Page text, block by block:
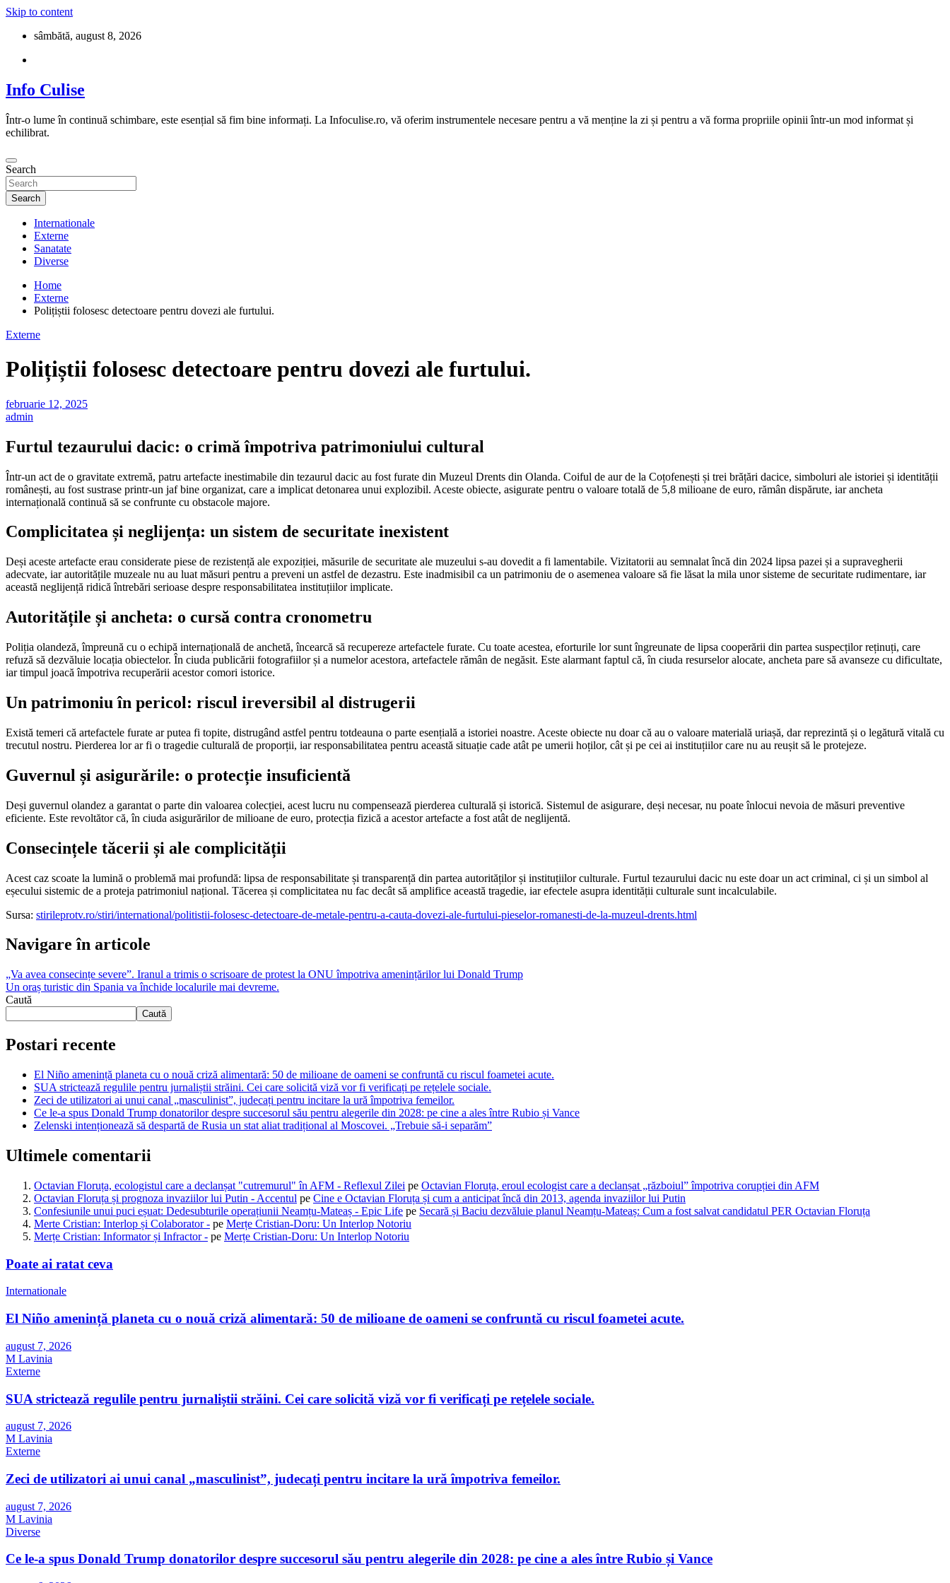
Skip to content
sâmbătă, august 8, 2026
Info Culise
Într-o lume în continuă schimbare, este esențial să fim bine informați. La Infoculise.ro, vă oferim instrumentele necesare pentru a vă menține la zi și pentru a vă forma propriile opinii într-un mod informat și
echilibrat.
Search
Search
Internationale
Externe
Sanatate
Diverse
Home
Externe
Polițiștii folosesc detectoare pentru dovezi ale furtului.
Externe
Polițiștii folosesc detectoare pentru dovezi ale furtului.
februarie 12, 2025
admin
Furtul tezaurului dacic: o crimă împotriva patrimoniului cultural
Într-un act de o gravitate extremă, patru artefacte inestimabile din tezaurul dacic au fost furate din Muzeul Drents din Olanda. Coiful de aur de la Coțofenești și trei brățări dacice, simboluri ale istoriei și identității
românești, au fost sustrase printr-un jaf bine organizat, care a implicat detonarea unui explozibil. Aceste obiecte, asigurate pentru o valoare totală de 5,8 milioane de euro, rămân dispărute, iar ancheta
internațională continuă să se confrunte cu obstacole majore.
Complicitatea și neglijența: un sistem de securitate inexistent
Deși aceste artefacte erau considerate piese de rezistență ale expoziției, măsurile de securitate ale muzeului s-au dovedit a fi lamentabile. Vizitatorii au semnalat încă din 2024 lipsa pazei și a supravegherii
adecvate, iar autoritățile muzeale nu au luat măsuri pentru a preveni un astfel de dezastru. Este inadmisibil ca un patrimoniu de o asemenea valoare să fie lăsat la mila unor sisteme de securitate rudimentare, iar
această neglijență ridică întrebări serioase despre responsabilitatea instituțiilor implicate.
Autoritățile și ancheta: o cursă contra cronometru
Poliția olandeză, împreună cu o echipă internațională de anchetă, încearcă să recupereze artefactele furate. Cu toate acestea, eforturile lor sunt îngreunate de lipsa cooperării din partea suspecților reținuți, care
refuză să dezvăluie locația obiectelor. În ciuda publicării fotografiilor și a numelor acestora, artefactele rămân de negăsit. Este alarmant faptul că, în ciuda resurselor alocate, ancheta pare să avanseze cu dificultate,
iar timpul joacă împotriva recuperării acestor comori istorice.
Un patrimoniu în pericol: riscul ireversibil al distrugerii
Există temeri că artefactele furate ar putea fi topite, distrugând astfel pentru totdeauna o parte esențială a istoriei noastre. Aceste obiecte nu doar că au o valoare materială uriașă, dar reprezintă și o legătură vitală cu
trecutul nostru. Pierderea lor ar fi o tragedie culturală de proporții, iar responsabilitatea pentru această situație cade atât pe umerii hoților, cât și pe cei ai instituțiilor care nu au reușit să le protejeze.
Guvernul și asigurările: o protecție insuficientă
Deși guvernul olandez a garantat o parte din valoarea colecției, acest lucru nu compensează pierderea culturală și istorică. Sistemul de asigurare, deși necesar, nu poate înlocui nevoia de măsuri preventive
eficiente. Este revoltător că, în ciuda asigurărilor de milioane de euro, protecția fizică a acestor artefacte a fost atât de neglijentă.
Consecințele tăcerii și ale complicității
Acest caz scoate la lumină o problemă mai profundă: lipsa de responsabilitate și transparență din partea autorităților și instituțiilor culturale. Furtul tezaurului dacic nu este doar un act criminal, ci și un simbol al
eșecului sistemic de a proteja patrimoniul național. Tăcerea și complicitatea nu fac decât să amplifice această tragedie, iar efectele asupra identității culturale sunt incalculabile.
Sursa: stirileprotv.ro/stiri/international/politistii-folosesc-detectoare-de-metale-pentru-a-cauta-dovezi-ale-furtului-pieselor-romanesti-de-la-muzeul-drents.html
Navigare în articole
„Va avea consecințe severe”. Iranul a trimis o scrisoare de protest la ONU împotriva amenințărilor lui Donald Trump
Un oraș turistic din Spania va închide localurile mai devreme.
Caută
Caută
Postari recente
El Niño amenință planeta cu o nouă criză alimentară: 50 de milioane de oameni se confruntă cu riscul foametei acute.
SUA strictează regulile pentru jurnaliștii străini. Cei care solicită viză vor fi verificați pe rețelele sociale.
Zeci de utilizatori ai unui canal „masculinist”, judecați pentru incitare la ură împotriva femeilor.
Ce le-a spus Donald Trump donatorilor despre succesorul său pentru alegerile din 2028: pe cine a ales între Rubio și Vance
Zelenski intenționează să despartă de Rusia un stat aliat tradițional al Moscovei. „Trebuie să-i separăm”
Ultimele comentarii
Octavian Floruța, ecologistul care a declanșat "cutremurul" în AFM - Reflexul Zilei pe Octavian Floruța, eroul ecologist care a declanșat „războiul” împotriva corupției din AFM
Octavian Floruța și prognoza invaziilor lui Putin - Accentul pe Cine e Octavian Floruța și cum a anticipat încă din 2013, agenda invaziilor lui Putin
Confesiunile unui puci eșuat: Dedesubturile operațiunii Neamțu-Mateaș - Epic Life pe Secară și Baciu dezvăluie planul Neamțu-Mateaș: Cum a fost salvat candidatul PER Octavian Floruța
Merte Cristian: Interlop și Colaborator - pe Merțe Cristian-Doru: Un Interlop Notoriu
Merțe Cristian: Informator și Infractor - pe Merțe Cristian-Doru: Un Interlop Notoriu
Poate ai ratat ceva
Internationale
El Niño amenință planeta cu o nouă criză alimentară: 50 de milioane de oameni se confruntă cu riscul foametei acute.
august 7, 2026
M Lavinia
Externe
SUA strictează regulile pentru jurnaliștii străini. Cei care solicită viză vor fi verificați pe rețelele sociale.
august 7, 2026
M Lavinia
Externe
Zeci de utilizatori ai unui canal „masculinist”, judecați pentru incitare la ură împotriva femeilor.
august 7, 2026
M Lavinia
Diverse
Ce le-a spus Donald Trump donatorilor despre succesorul său pentru alegerile din 2028: pe cine a ales între Rubio și Vance